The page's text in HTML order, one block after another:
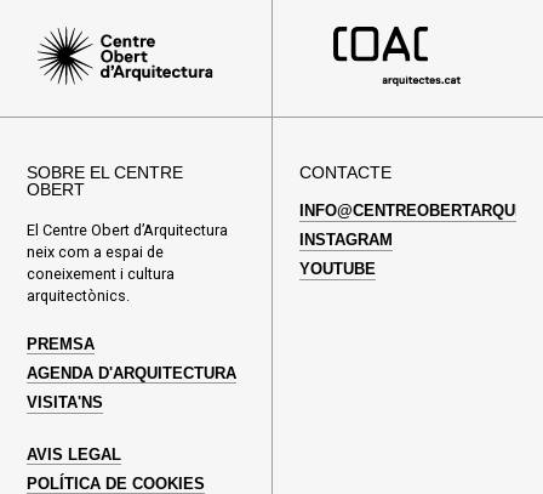
SOBRE EL CENTRE
OBERT
El Centre Obert d’Arquitectura
neix com a espai de
coneixement i cultura
arquitectònics.
PREMSA
AGENDA D'ARQUITECTURA
VISITA'NS
AVIS LEGAL
POLÍTICA DE COOKIES
CONTACTE
INSTAGRAM
YOUTUBE